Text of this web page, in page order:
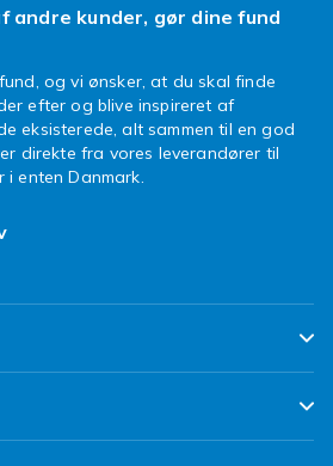
andre kunder, gør dine fund
og vi ønsker, at du skal finde
efter og blive inspireret af
eksisterede, alt sammen til en god
direkte fra vores leverandører til
enten Danmark.